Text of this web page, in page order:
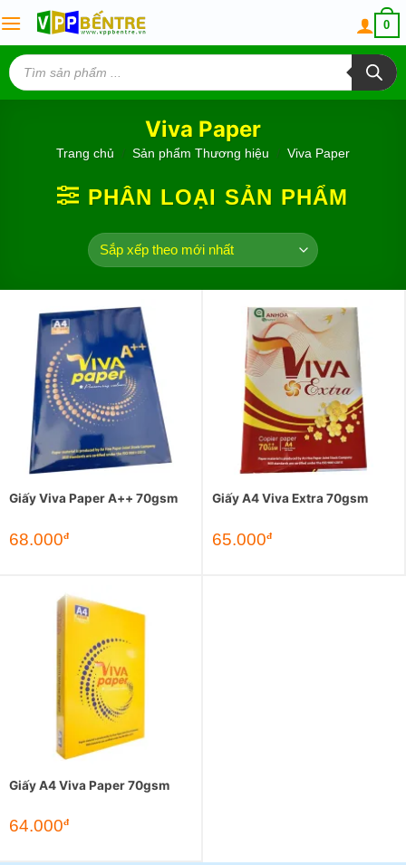
to
content
0
Tìm
kiếm
sản
phẩm
Viva Paper
Trang chủ Sản phẩm Thương hiệu Viva Paper
PHÂN LOẠI SẢN PHẨM
Giấy Viva Paper A++ 70gsm
68.000đ
Giấy A4 Viva Extra 70gsm
65.000đ
Giấy A4 Viva Paper 70gsm
64.000đ